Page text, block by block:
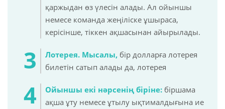
қаржыдан өз үлесін алады. Ал ойыншы
немесе команда жеңіліске ұшыраса,
керісінше, тіккен ақшасынан айырылады.
Лотерея. Мысалы, бір долларға лотерея
билетін сатып алады да, лотерея
Ойыншы екі нәрсенің біріне: біршама
ақша ұту немесе ұтылу ықтималдығына ие